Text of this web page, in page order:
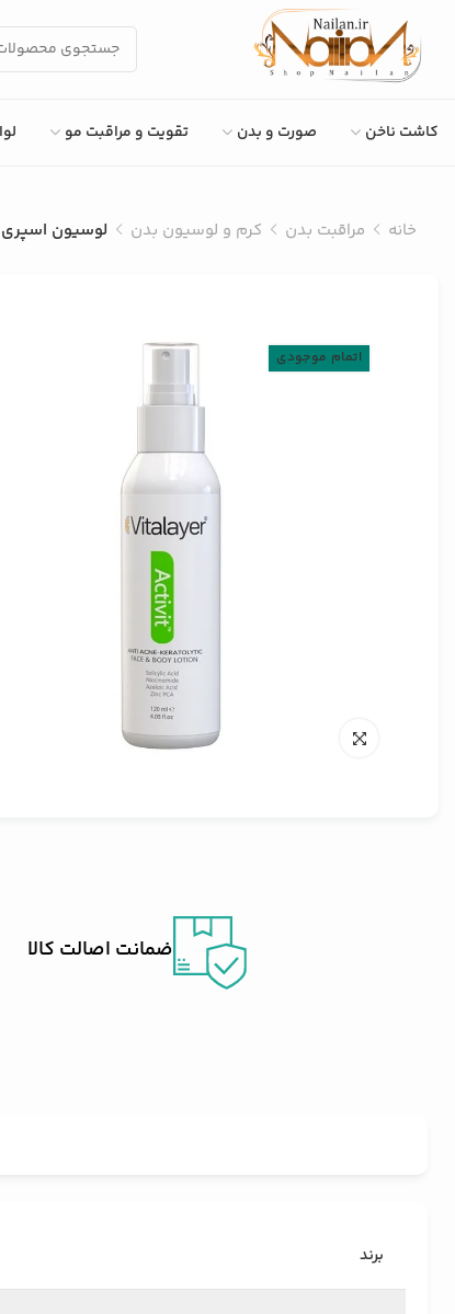
کاشت ناخن صورت و بدن تقویت و مراقبت مو
خانه مراقبت بدن کرم و لوسیون بدن لوسیون اسپری
اتمام موجودی
ضمانت اصالت کالا
برند